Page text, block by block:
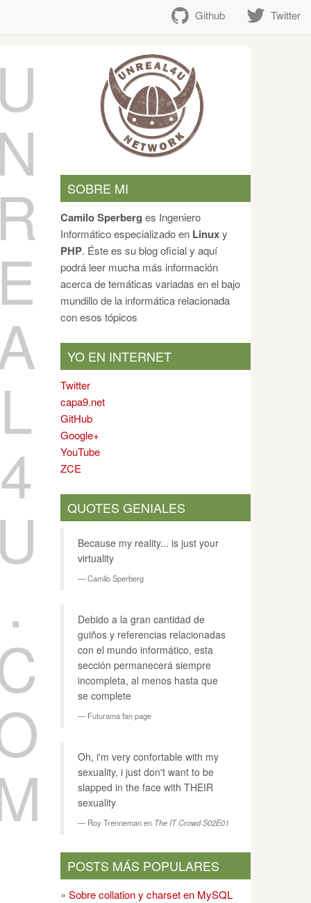
Github Twitter
U
N
R
E
L
4
U
.
SOBRE MI
Camilo Sperberg es Ingeniero
Informático especializado en Linuxy
PHP. Éste es su blog oficial y aquí
podrá leer mucha más información
acerca de temáticas variadas en el bajo
mundillo de la informática relacionada
con esos tópicos
YO EN INTERNET
Twitter
capa9.net
GitHub
Google+
YouTube
ZCE
QUOTES GENIALES
Because my reality... is just your
virtuality
Camilo Sperberg
Debido a la gran cantidad de
guiños y referencias relacionadas
con el mundo informático, esta
sección permanecerá siempre
incompleta, al menos hasta que
se complete
Futurama fan page
Oh, i'm very confortable with my
sexuality, i just don't want to be
slapped in the face with THEIR
sexuality
Roy Trenneman en The IT Crowd S02E01
POSTS MÁS POPULARES
»Sobre collation y charset en MySQL